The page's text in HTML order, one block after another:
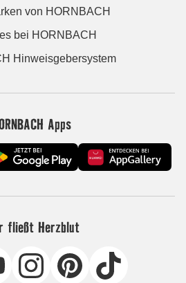
von HORNBACH
bei HORNBACH
Hinweisgebersystem
Apps
fließt Herzblut